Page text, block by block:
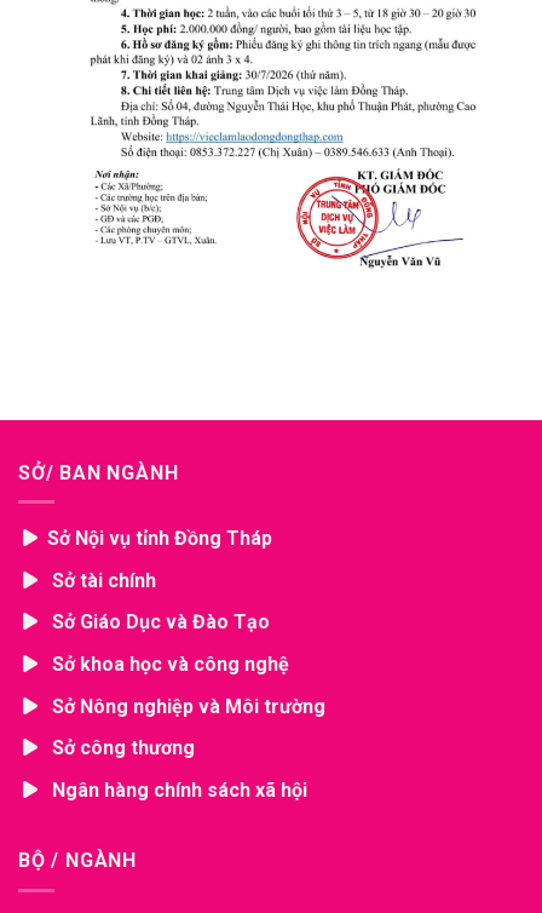
SỞ/ BAN NGÀNH
Sở Nội vụ tỉnh Đồng Tháp
Sở tài chính
Sở Giáo Dục và Đào Tạo
Sở khoa học và công nghệ
Sở Nông nghiệp và Môi trường
Sở công thương
Ngân hàng chính sách xã hội
BỘ / NGÀNH